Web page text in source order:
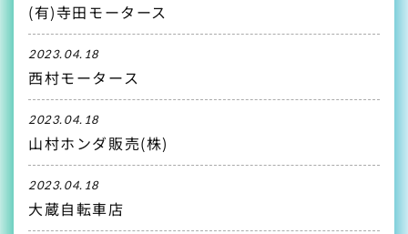
(有)寺田モータース
2023.04.18
西村モータース
2023.04.18
山村ホンダ販売(株)
2023.04.18
大蔵自転車店